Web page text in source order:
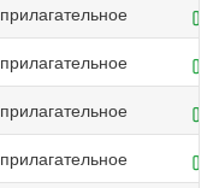
прилагательное
прилагательное
прилагательное
прилагательное